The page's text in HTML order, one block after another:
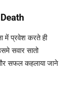
में प्रवेश करते ही
सवार सातो
सफल कहलाया जाने